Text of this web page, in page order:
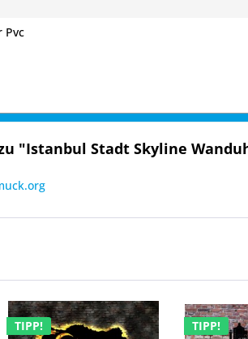
Pvc
"Istanbul Stadt Skyline
TIPP! TIPP!